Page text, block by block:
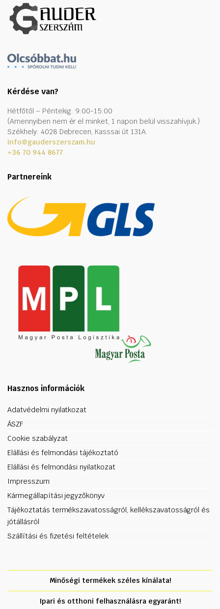
Kérdése van?
Hétfőtől – Péntekig: 9:00-15:00
(Amennyiben nem ér el minket, 1 napon belül visszahívjuk.)
Székhely: 4028 Debrecen, Kasssai út 131A.
info@gauderszerszam.hu
+36 70 944 8677
Partnereink
Hasznos információk
Adatvédelmi nyilatkozat
ÁSZF
Cookie szabályzat
Elállási és felmondási tájékoztató
Elállási és felmondási nyilatkozat
Impresszum
Kármegállapítási jegyzőkönyv
Tájékoztatás termékszavatosságról, kellékszavatosságról és
jótállásról
Szállítási és fizetési feltételek
Minőségi termékek széles kínálata!
Ipari és otthoni felhasználásra egyaránt!